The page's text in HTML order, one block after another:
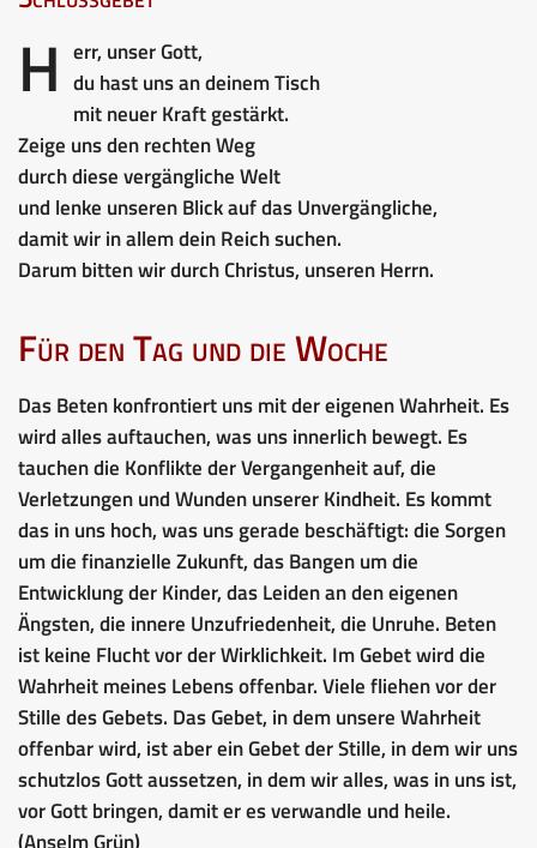
H err, unser Gott,
du hast uns an deinem Tisch
mit neuer Kraft gestärkt.
Zeige uns den rechten Weg
durch diese vergängliche Welt
und lenke unseren Blick auf das Unvergängliche,
damit wir in allem dein Reich suchen.
Darum bitten wir durch Christus, unseren Herrn.
Für den Tag und die Woche
Das Beten konfrontiert uns mit der eigenen Wahrheit. Es
wird alles auftauchen, was uns innerlich bewegt. Es
tauchen die Konflikte der Vergangenheit auf, die
Verletzungen und Wunden unserer Kindheit. Es kommt
das in uns hoch, was uns gerade beschäftigt: die Sorgen
um die finanzielle Zukunft, das Bangen um die
Entwicklung der Kinder, das Leiden an den eigenen
Ängsten, die innere Unzufriedenheit, die Unruhe. Beten
ist keine Flucht vor der Wirklichkeit. Im Gebet wird die
Wahrheit meines Lebens offenbar. Viele fliehen vor der
Stille des Gebets. Das Gebet, in dem unsere Wahrheit
offenbar wird, ist aber ein Gebet der Stille, in dem wir uns
schutzlos Gott aussetzen, in dem wir alles, was in uns ist,
vor Gott bringen, damit er es verwandle und heile.